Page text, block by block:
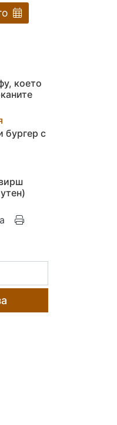
което
бургер с